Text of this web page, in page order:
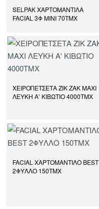
SELPAK ΧΑΡΤΟΜΑΝΤΙΛΑ
FACIAL 3Φ MINI 70ΤΜΧ
ΧΕΙΡΟΠΕΤΣΕΤΑ ΖΙΚ ΖΑΚ ΜΑΧΙ
ΛΕΥΚΗ Α’ ΚΙΒΩΤΙΟ 4000ΤΜΧ
FACIAL ΧΑΡΤΟΜΑΝΤΙΛΟ BEST
2ΦΥΛΛΟ 150ΤΜΧ